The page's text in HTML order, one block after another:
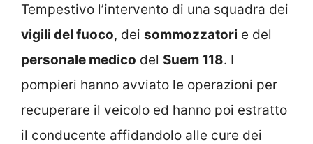
Tempestivo l’intervento di una squadra dei
vigili del fuoco, dei sommozzatori e del
personale medico del Suem 118. I
pompieri hanno avviato le operazioni per
recuperare il veicolo ed hanno poi estratto
il conducente affidandolo alle cure dei